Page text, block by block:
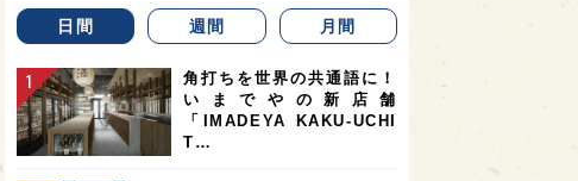
日間 週間 月間
角打ちを世界の共通語に！
いまでやの新店舗
「IMADEYA KAKU-UCHI
T…